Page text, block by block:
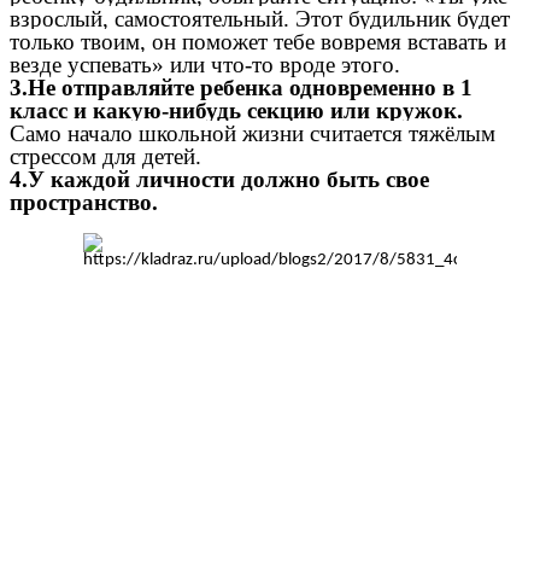
взрослый, самостоятельный. Этот будильник будет
только твоим, он поможет тебе вовремя вставать и
везде успевать» или что-то вроде этого.
3.Не отправляйте ребенка одновременно в 1
класс и какую-нибудь секцию или кружок.
Само начало школьной жизни считается тяжёлым
стрессом для детей.
4.У каждой личности должно быть свое
пространство.